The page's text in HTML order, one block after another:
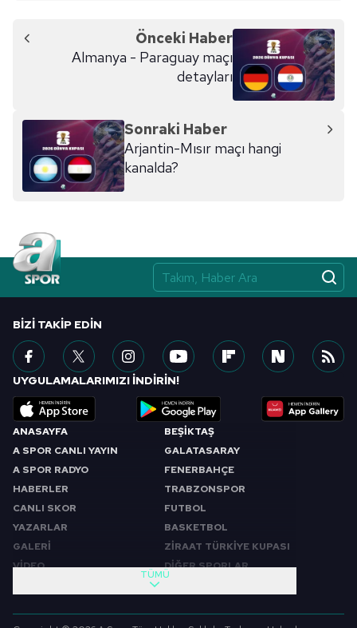
Önceki Haber
Almanya - Paraguay maçı
detayları
Sonraki Haber
Arjantin-Mısır maçı hangi
kanalda?
ANASAYFA
A SPOR CANLI YAYIN
A SPOR RADYO
HABERLER
CANLI SKOR
YAZARLAR
GALERİ
VİDEO
BEŞİKTAŞ
GALATASARAY
FENERBAHÇE
TRABZONSPOR
FUTBOL
BASKETBOL
ZİRAAT TÜRKİYE KUPASI
DİĞER SPORLAR
SABAH SPORU
FUTBOL
TÜMÜ
BIZI TAKIP EDIN
UYGULAMALARIMIZI İNDİRİN!